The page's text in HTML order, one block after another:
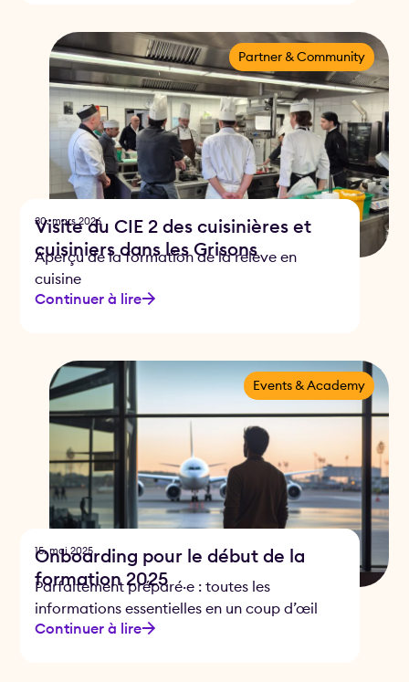
Partner & Community
30. mars 2026
Visite du CIE 2 des cuisinières et
cuisiniers dans les Grisons
Aperçu de la formation de la relève en
cuisine
Continuer à lire
Events & Academy
15. mai 2025
Onboarding pour le début de la
formation 2025
Parfaitement préparé·e : toutes les
informations essentielles en un coup d’œil
Continuer à lire